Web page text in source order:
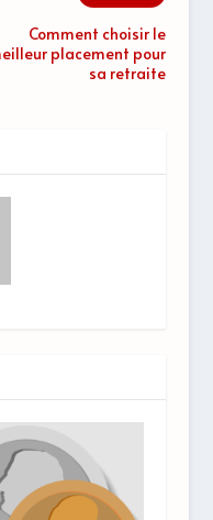
Comment choisir le
placement pour
sa retraite